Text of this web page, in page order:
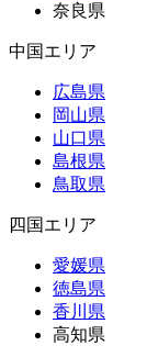
奈良県
中国エリア
広島県
岡山県
山口県
島根県
鳥取県
四国エリア
愛媛県
徳島県
香川県
高知県